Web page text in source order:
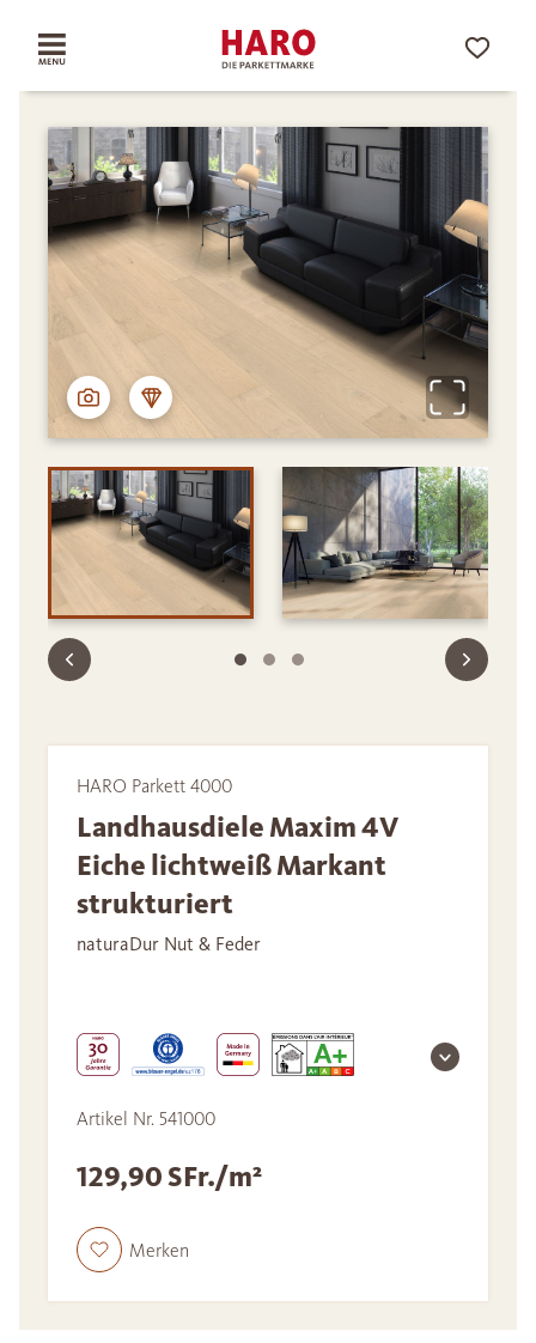
HARO Parkett 4000
Landhausdiele Maxim 4V
Eiche lichtweiß Markant
strukturiert
naturaDur Nut & Feder
Artikel Nr. 541000
129,90 SFr./m²
Merken